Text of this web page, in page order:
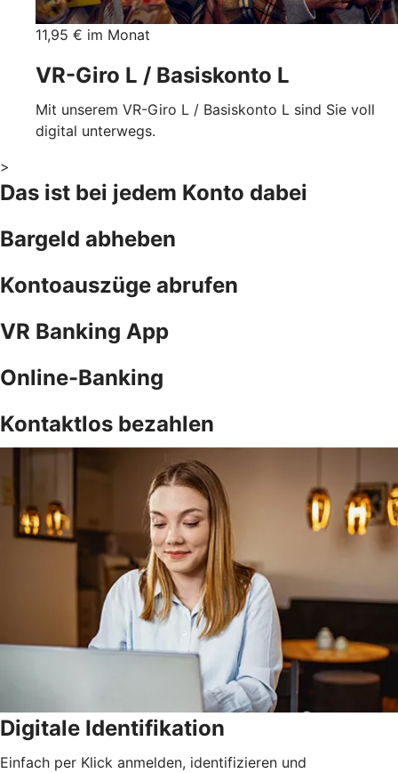
11,95 € im Monat
VR-Giro L / Basiskonto L
Mit unserem VR-Giro L / Basiskonto L sind Sie voll
digital unterwegs.
>
Das ist bei jedem Konto dabei
Bargeld abheben
Kontoauszüge abrufen
VR Banking App
Online-Banking
Kontaktlos bezahlen
Digitale Identifikation
Einfach per Klick anmelden, identifizieren und